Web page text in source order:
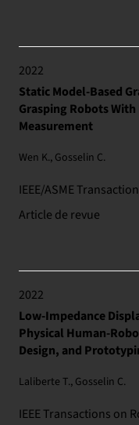
2022
Static Model-Based
Grasping Robots
Measurement
Wen K., Gosselin C.
IEEE/ASME
Article de revue
2022
Low-Impedance
Physical Human-
Design, and
Laliberte T., Gosselin C.
IEEE Transactions on